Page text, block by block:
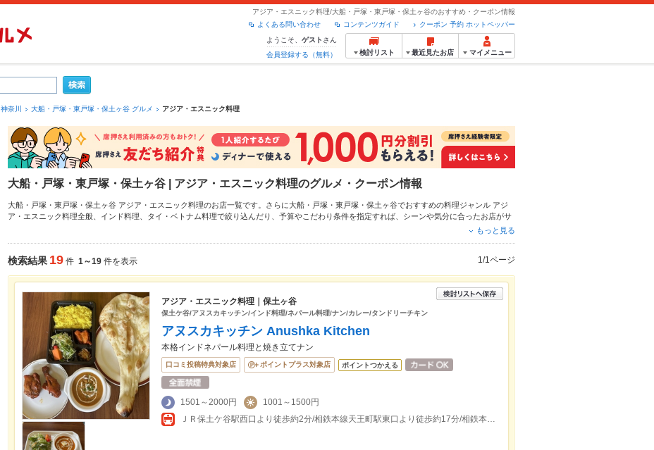
アジア・エスニック料理/大船・戸塚・東戸塚・保土ヶ谷のおすすめ・クーポン情報
クーポン 予約 ホットペッパー
コンテンツガイド
よくある問い合わせ
ようこそ、 ゲスト さん
会員登録する（無料）
検討リスト 最近見たお店 マイメニュー
神奈川 大船・戸塚・東戸塚・保土ヶ谷 グルメ アジア・エスニック料理
大船・戸塚・東戸塚・保土ヶ谷 | アジア・エスニック料理のグルメ・クーポン情報
大船・戸塚・東戸塚・保土ヶ谷 アジア・エスニック料理のお店一覧です。さらに大船・戸塚・東戸塚・保土ヶ谷でおすすめの料理ジャンル アジ
ア・エスニック料理全般
インド料理 タイ・ベトナム料理で絞り込んだり、予算やこだわり条件を指定すれば、シーンや気分に合ったお店がサ
や季節のおす
もっと見る
検索結果 19 件 1～19 件を表示 1/1ページ
アジア・エスニック料理｜保土ヶ谷
保土ケ谷/アヌスカキッチン/インド料理/ネパール料理/ナン/カレー/タンドリーチキン
アヌスカキッチン Anushka Kitchen
本格インドネパール料理と焼き立てナン
口コミ投稿特典対象店 ポイントプラス対象店 ポイントつかえる
1501～2000円
1001～1500円
ＪＲ保土ケ谷駅西口より徒歩約2分/相鉄本線天王町駅東口より徒歩約17分/相鉄本線西横浜駅南口より徒歩約22分